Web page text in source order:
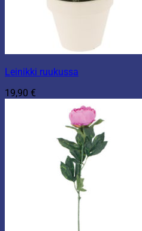
Leinikki ruukussa
19,90 €